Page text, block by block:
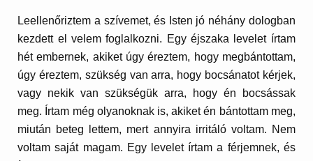
Leellenőriztem a szívemet, és Isten jó néhány dologban
kezdett el velem foglalkozni. Egy éjszaka levelet írtam
hét embernek, akiket úgy éreztem, hogy megbántottam,
úgy éreztem, szükség van arra, hogy bocsánatot kérjek,
vagy nekik van szükségük arra, hogy én bocsássak
meg. Írtam még olyanoknak is, akiket én bántottam meg,
miután beteg lettem, mert annyira irritáló voltam. Nem
voltam saját magam. Egy levelet írtam a férjemnek, és